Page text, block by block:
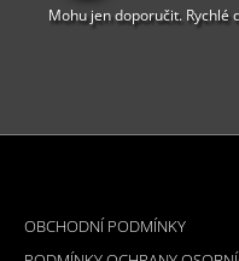
Mohu jen doporučit. Rychlé
Z
OBCHODNÍ PODMÍNKY